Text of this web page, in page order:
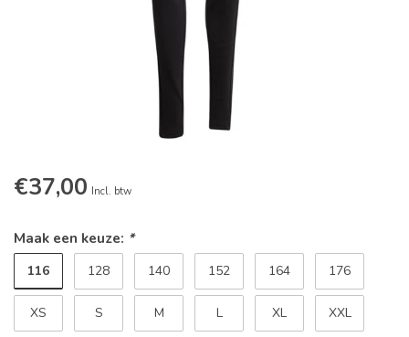
€37,00 Incl. btw
Maak een keuze: *
116 128 140 152 164 176
XS S M L XL XXL